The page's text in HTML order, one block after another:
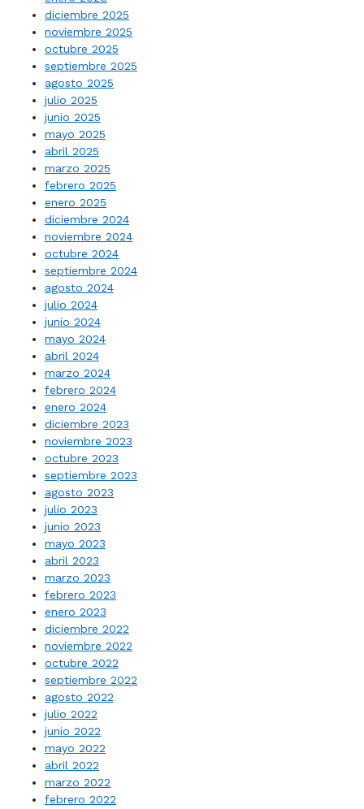
diciembre 2025
noviembre 2025
octubre 2025
septiembre 2025
agosto 2025
julio 2025
junio 2025
mayo 2025
abril 2025
marzo 2025
febrero 2025
enero 2025
diciembre 2024
noviembre 2024
octubre 2024
septiembre 2024
agosto 2024
julio 2024
junio 2024
mayo 2024
abril 2024
marzo 2024
febrero 2024
enero 2024
diciembre 2023
noviembre 2023
octubre 2023
septiembre 2023
agosto 2023
julio 2023
junio 2023
mayo 2023
abril 2023
marzo 2023
febrero 2023
enero 2023
diciembre 2022
noviembre 2022
octubre 2022
septiembre 2022
agosto 2022
julio 2022
junio 2022
mayo 2022
abril 2022
marzo 2022
febrero 2022